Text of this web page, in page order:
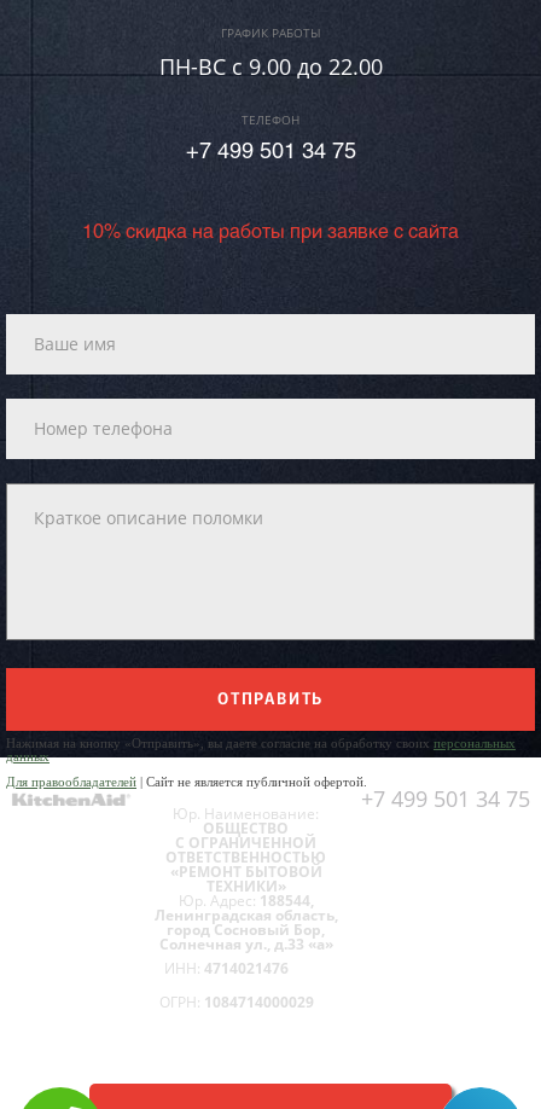
ГРАФИК РАБОТЫ
ПН-ВC c 9.00 до 22.00
ТЕЛЕФОН
+7 499 501 34 75
10% скидка на работы при заявке с сайта
ОТПРАВИТЬ
Нажимая на кнопку «Отправить», вы даете согласие на обработку своих персональных
данных
Для правообладателей | Сайт не является публичной офертой.
+7 499 501 34 75
Юр. Наименование:
ОБЩЕСТВО
С ОГРАНИЧЕННОЙ
ОТВЕТСТВЕННОСТЬЮ
«РЕМОНТ БЫТОВОЙ
ТЕХНИКИ»
Юр. Адрес: 188544,
Ленинградская область,
город Сосновый Бор,
Солнечная ул., д.33 «а»
ИНН: 4714021476
ОГРН: 1084714000029